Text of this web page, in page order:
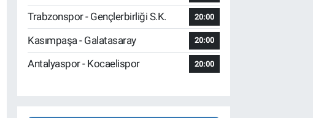
Trabzonspor - Gençlerbirliği S.K. 20:00
Kasımpaşa - Galatasaray 20:00
Antalyaspor - Kocaelispor 20:00